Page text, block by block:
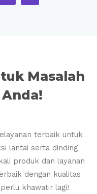
Masalah
terbaik untuk
lantai serta dinding
produk dan layanan
dengan kualitas
khawatir lagi!